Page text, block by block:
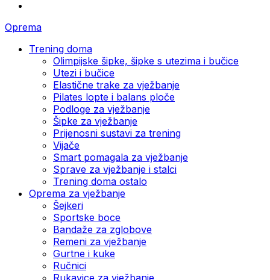
Oprema
Trening doma
Olimpijske šipke, šipke s utezima i bučice
Utezi i bučice
Elastične trake za vježbanje
Pilates lopte i balans ploče
Podloge za vježbanje
Šipke za vježbanje
Prijenosni sustavi za trening
Vijače
Smart pomagala za vježbanje
Sprave za vježbanje i stalci
Trening doma ostalo
Oprema za vježbanje
Šejkeri
Sportske boce
Bandaže za zglobove
Remeni za vježbanje
Gurtne i kuke
Ručnici
Rukavice za vježbanje